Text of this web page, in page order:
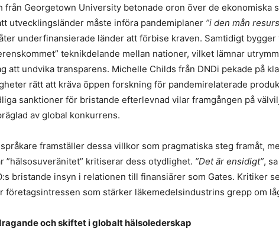
från Georgetown University betonade oron över de ekonomiska
utvecklingsländer måste införa pandemiplaner ”i den mån
underfinansierade länder att förbise kraven. Samtidigt bygger
teknikdelande mellan nationer, vilket lämnar
att undvika transparens. Michelle Childs från DNDi pekade på
rätt att kräva öppen forskning för pandemirelaterade
sanktioner för bristande efterlevnad vilar framgången på
av global konkurrens.
framställer dessa villkor som pragmatiska steg framåt,
”hälsosuveränitet” kritiserar dess otydlighet. ”Det är ensidigt”,
bristande insyn i relationen till finansiärer som Gates. Kritiker
företagsintressen som stärker läkemedelsindustrins grepp om
och skiftet i globalt hälsolederskap